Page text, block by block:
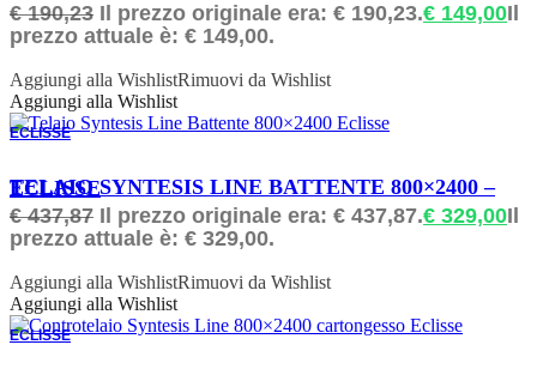
€190,23 Il prezzo originale era: € 190,23.€ 149,00Il
prezzo attuale è: € 149,00.
Aggiungi alla WishlistRimuovi da Wishlist
Aggiungi alla Wishlist
ECLISSE
ORDINABILE
TELAIO SYNTESIS LINE BATTENTE 800×2400 – ECLISSE
€437,87 Il prezzo originale era: € 437,87.€ 329,00Il
prezzo attuale è: € 329,00.
Aggiungi alla WishlistRimuovi da Wishlist
Aggiungi alla Wishlist
ECLISSE